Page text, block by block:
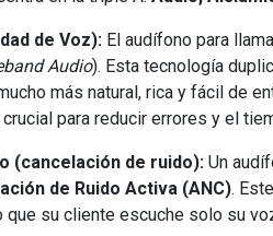
de Voz): El audífono para
Audio). Esta tecnología
más natural, rica y fácil de
para reducir errores y el
(cancelación de ruido): Un
de Ruido Activa (ANC).
que su cliente escuche solo su